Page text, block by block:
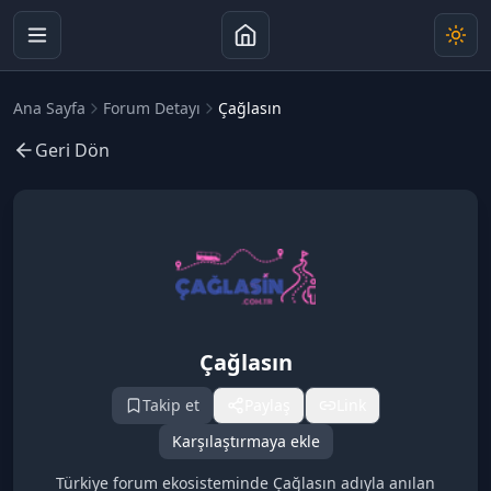
Ana Sayfa Forum Detayı Çağlasın
Geri Dön
Çağlasın
Takip et
Karşılaştırmaya ekle
Türkiye forum ekosisteminde Çağlasın adıyla anılan